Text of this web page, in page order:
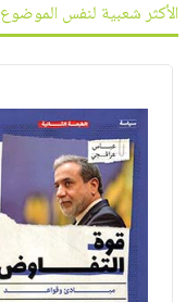
الأكثر شعبية لنفس الموضوع